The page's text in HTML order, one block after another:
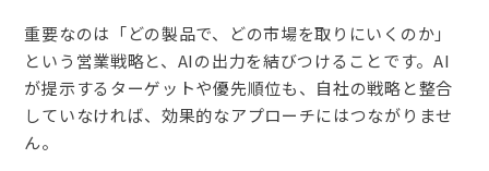
重要なのは「どの製品で、どの市場を取りにいくのか」
という営業戦略と、AIの出力を結びつけることです。AI
が提示するターゲットや優先順位も、自社の戦略と整合
していなければ、効果的なアプローチにはつながりませ
ん。